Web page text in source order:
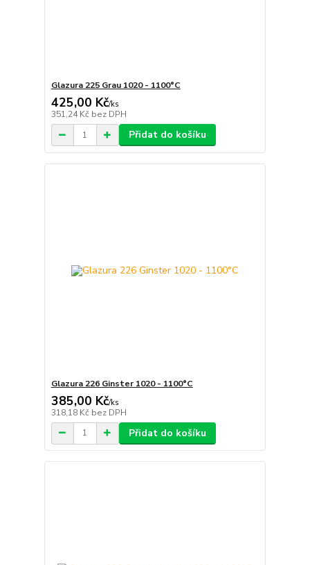
Glazura 225 Grau 1020 - 1100°C
425,00 Kč/ks
351,24 Kč bez DPH
Přidat do košíku
Glazura 226 Ginster 1020 - 1100°C
385,00 Kč/ks
318,18 Kč bez DPH
Přidat do košíku